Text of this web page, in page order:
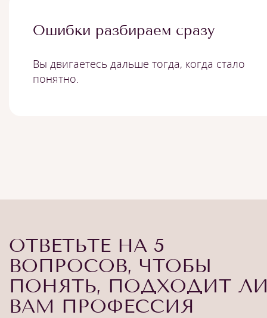
Ошибки разбираем сразу
Вы двигаетесь дальше тогда, когда стало
понятно.
ОТВЕТЬТЕ НА 5
ВОПРОСОВ, ЧТОБЫ
ПОНЯТЬ, ПОДХОДИТ
ВАМ ПРОФЕССИЯ